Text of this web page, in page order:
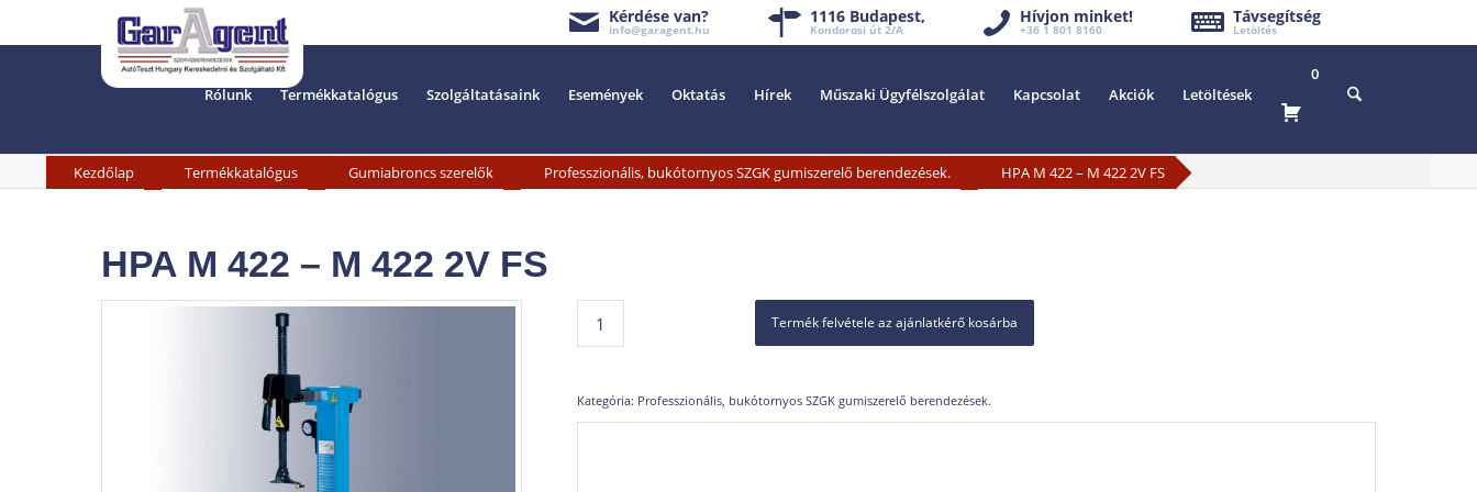
Kérdése van?
info@garagent.hu
1116 Budapest,
Kondorosi út 2/A
Hívjon minket!
+36 1 801 8160
Távsegítség
Letöltés
Rólunk Termékkatalógus Szolgáltatásaink Események Oktatás Hírek Műszaki Ügyfélszolgálat Kapcsolat Akciók Letöltések
0
Kezdőlap Termékkatalógus Gumiabroncs szerelők Professzionális, bukótornyos SZGK gumiszerelő berendezések. HPA M 422 – M 422 2V FS
HPA M 422 – M 422 2V FS
Termék felvétele az ajánlatkérő kosárba
Kategória: Professzionális, bukótornyos SZGK gumiszerelő berendezések.